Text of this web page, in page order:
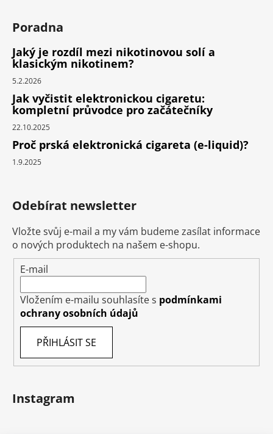
Poradna
Jaký je rozdíl mezi nikotinovou solí a
klasickým nikotinem?
5.2.2026
Jak vyčistit elektronickou cigaretu:
kompletní průvodce pro začátečníky
22.10.2025
Proč prská elektronická cigareta (e-liquid)?
1.9.2025
Odebírat newsletter
Vložte svůj e-mail a my vám budeme zasílat informace
o nových produktech na našem e-shopu.
E-mail
Vložením e-mailu souhlasíte s podmínkami
ochrany osobních údajů
PŘIHLÁSIT SE
Instagram